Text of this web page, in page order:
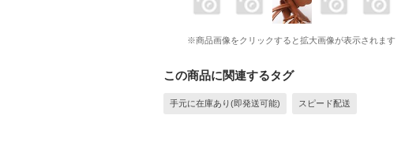
※商品画像をクリックすると拡大画像が表示されます
この商品に関連するタグ
手元に在庫あり(即発送可能) スピード配送